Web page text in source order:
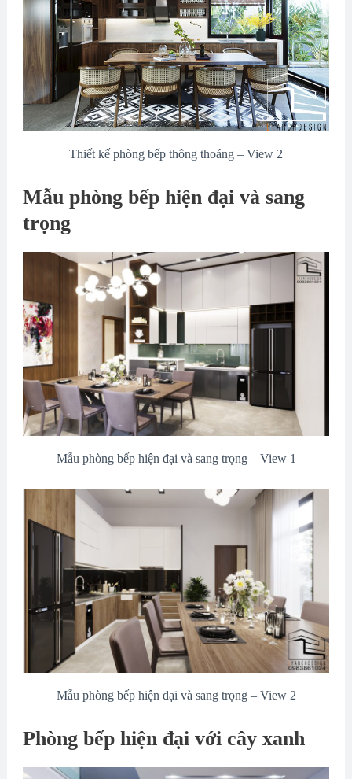
Thiết kế phòng bếp thông thoáng – View 2
Mẫu phòng bếp hiện đại và sang
trọng
Mẫu phòng bếp hiện đại và sang trọng – View 1
Mẫu phòng bếp hiện đại và sang trọng – View 2
Phòng bếp hiện đại với cây xanh